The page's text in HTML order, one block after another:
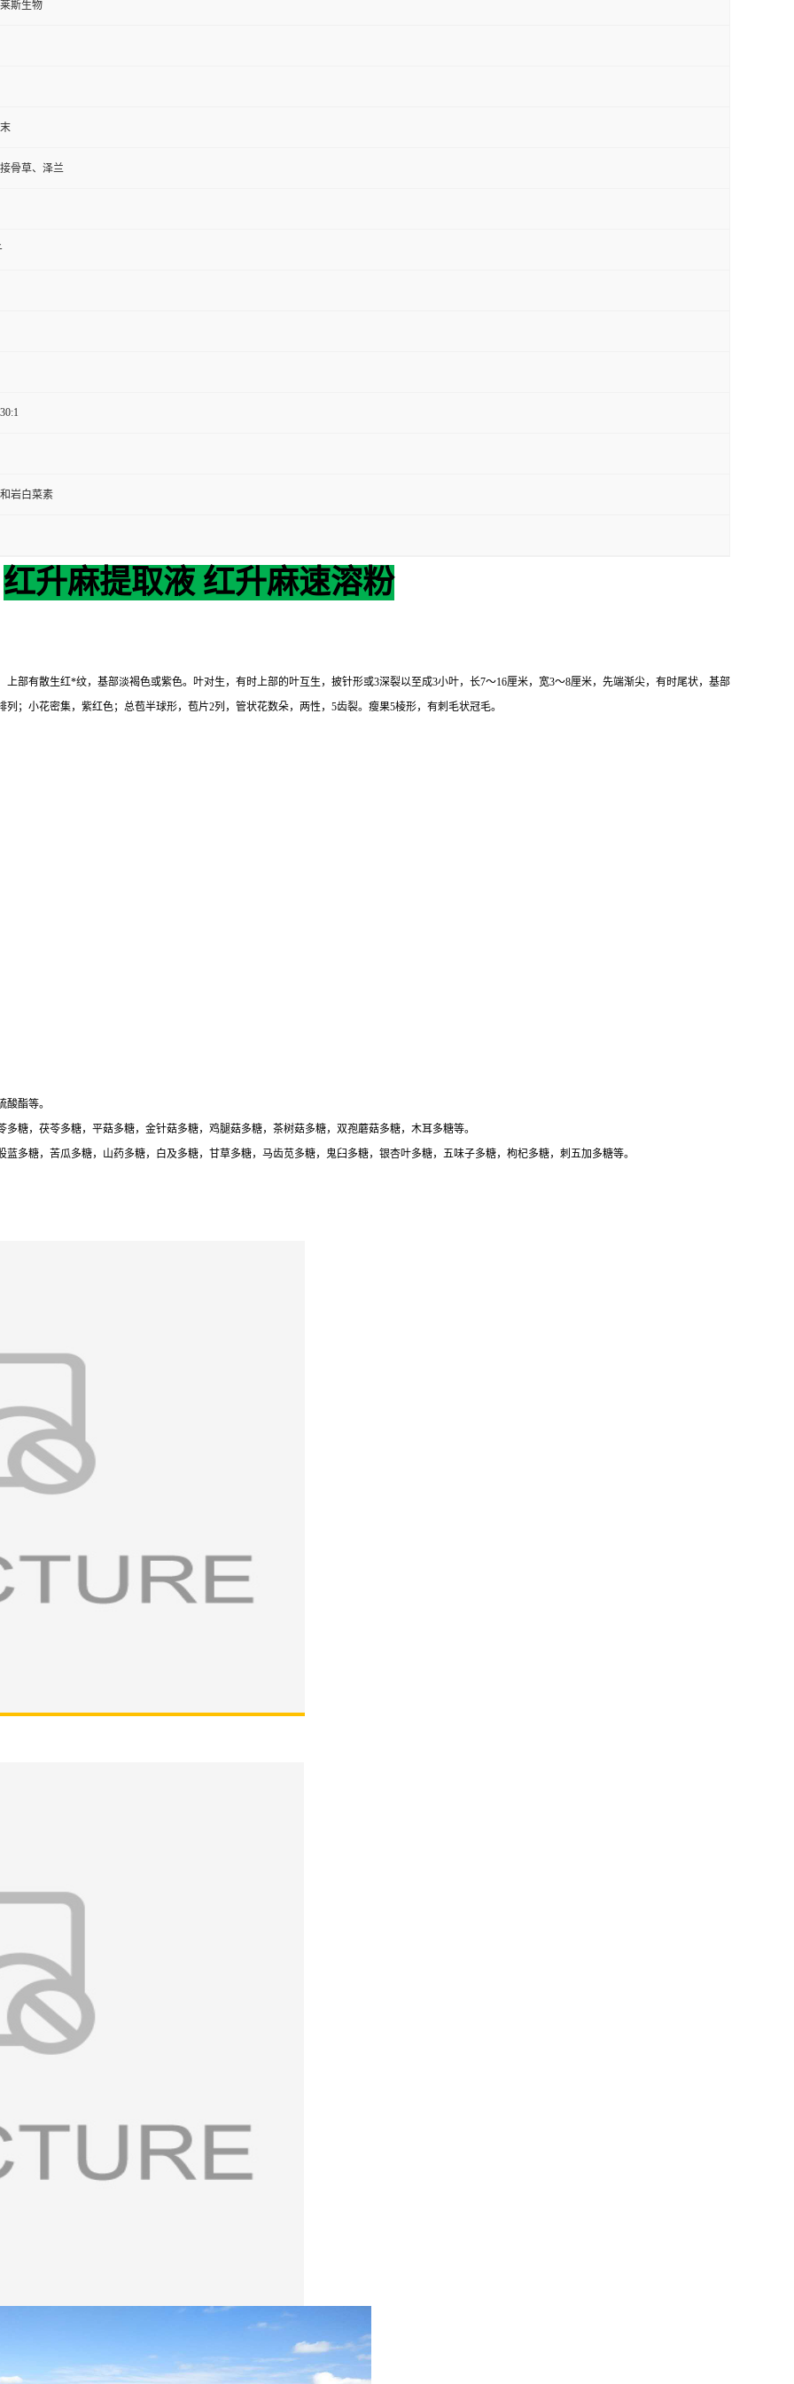
斯生物
骨草、泽兰
岩白菜素
红升麻提取液 红升麻速溶粉
部有散生红*纹，基部淡褐色或紫色。叶对生，有时上部的叶互生，披针形或3深裂以至成3小叶，长7～16厘米，宽3～8厘米，先端渐尖，有时尾状，基部
；小花密集，紫红色；总苞半球形，苞片2列，管状花数朵，两性，5齿裂。瘦果5棱形，有刺毛状冠毛。
酯等。
糖，茯苓多糖，平菇多糖，金针菇多糖，鸡腿菇多糖，茶树菇多糖，双孢蘑菇多糖，木耳多糖等。
多糖，苦瓜多糖，山药多糖，白及多糖，甘草多糖，马齿苋多糖，鬼臼多糖，银杏叶多糖，五味子多糖，枸杞多糖，刺五加多糖等。